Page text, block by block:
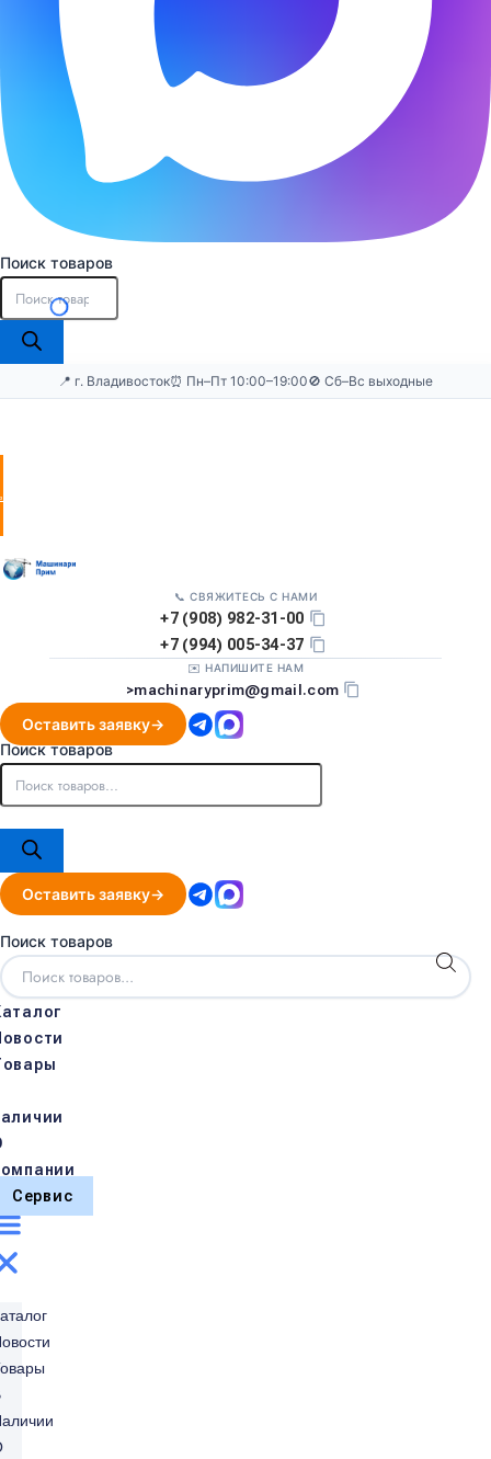
Поиск товаров
📍 г. Владивосток⏰ Пн–Пт 10:00–19:00🚫 Сб–Вс выходные
заявку
📞 СВЯЖИТЕСЬ С НАМИ
+7 (908) 982-31-00
+7 (994) 005-34-37
✉️ НАПИШИТЕ НАМ
>machinaryprim@gmail.com
Оставить заявку
Поиск товаров
Оставить заявку
Поиск товаров
Сервис